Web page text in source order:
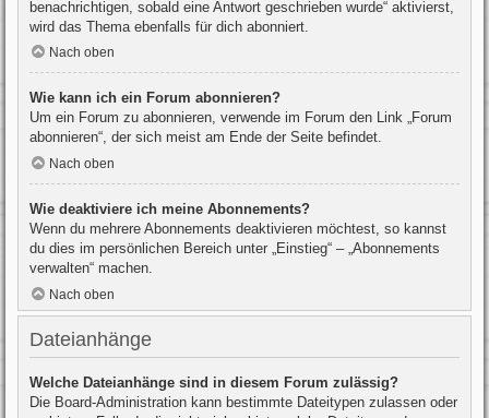
benachrichtigen, sobald eine Antwort geschrieben wurde“ aktivierst,
wird das Thema ebenfalls für dich abonniert.
Nach oben
Wie kann ich ein Forum abonnieren?
Um ein Forum zu abonnieren, verwende im Forum den Link „Forum
abonnieren“, der sich meist am Ende der Seite befindet.
Nach oben
Wie deaktiviere ich meine Abonnements?
Wenn du mehrere Abonnements deaktivieren möchtest, so kannst
du dies im persönlichen Bereich unter „Einstieg“ – „Abonnements
verwalten“ machen.
Nach oben
Dateianhänge
Welche Dateianhänge sind in diesem Forum zulässig?
Die Board-Administration kann bestimmte Dateitypen zulassen oder